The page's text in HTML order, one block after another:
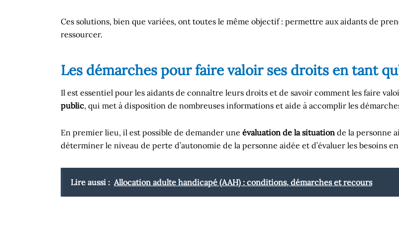
Ces solutions, bien que variées, ont toutes le même objectif : permettre aux aidants de
ressourcer.
Les démarches pour faire valoir ses droits en tant
Il est essentiel pour les aidants de connaître leurs droits et de savoir comment les faire
public, qui met à disposition de nombreuses informations et aide à accomplir les
En premier lieu, il est possible de demander une évaluation de la situation de la personne
déterminer le niveau de perte d’autonomie de la personne aidée et d’évaluer les besoins
Lire aussi : Allocation adulte handicapé (AAH) : conditions, démarches et recours